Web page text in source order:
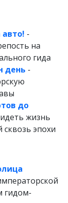
-
на
гида
день -
до
жизнь
сквозь эпохи
гидом-